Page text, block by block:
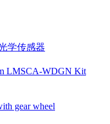
学传感器
LMSCA-WDGN Kit
gear wheel